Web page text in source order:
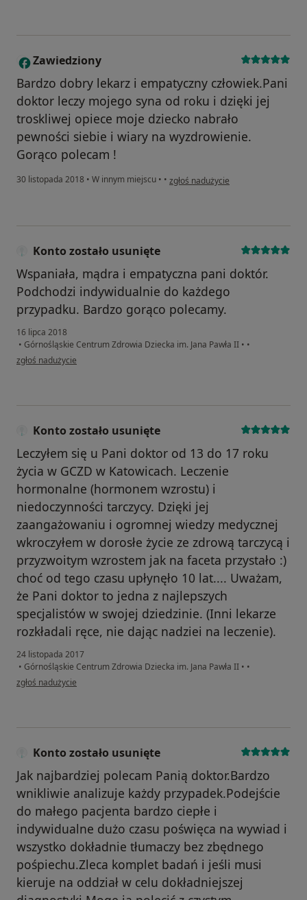
Z Zawiedziony
Bardzo dobry lekarz i empatyczny człowiek.Pani
doktor leczy mojego syna od roku i dzięki jej
troskliwej opiece moje dziecko nabrało
pewności siebie i wiary na wyzdrowienie.
Gorąco polecam !
30 listopada 2018 • W innym miejscu • • w opinii użytkownika Zawiedziony
zgłoś nadużycie
Konto zostało usunięte
Wspaniała, mądra i empatyczna pani doktór.
Podchodzi indywidualnie do każdego
przypadku. Bardzo gorąco polecamy.
16 lipca 2018
• Górnośląskie Centrum Zdrowia Dziecka im. Jana Pawła II • •
w opinii użytkownika Konto zostało usunięte
zgłoś nadużycie
Konto zostało usunięte
Leczyłem się u Pani doktor od 13 do 17 roku
życia w GCZD w Katowicach. Leczenie
hormonalne (hormonem wzrostu) i
niedoczynności tarczycy. Dzięki jej
zaangażowaniu i ogromnej wiedzy medycznej
wkroczyłem w dorosłe życie ze zdrową tarczycą i
przyzwoitym wzrostem jak na faceta przystało :)
choć od tego czasu upłynęło 10 lat.... Uważam,
że Pani doktor to jedna z najlepszych
specjalistów w swojej dziedzinie. (Inni lekarze
rozkładali ręce, nie dając nadziei na leczenie).
24 listopada 2017
• Górnośląskie Centrum Zdrowia Dziecka im. Jana Pawła II • •
w opinii użytkownika Konto zostało usunięte
zgłoś nadużycie
Konto zostało usunięte
Jak najbardziej polecam Panią doktor.Bardzo
wnikliwie analizuje każdy przypadek.Podejście
do małego pacjenta bardzo ciepłe i
indywidualne dużo czasu poświęca na wywiad i
wszystko dokładnie tłumaczy bez zbędnego
pośpiechu.Zleca komplet badań i jeśli musi
kieruje na oddział w celu dokładniejszej